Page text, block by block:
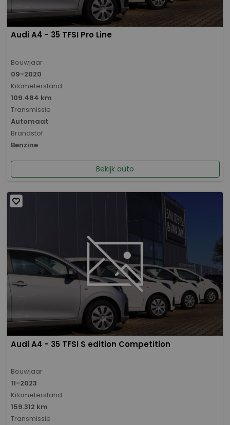
Audi A4 - 35 TFSI Pro Line
Bouwjaar
09-2020
Kilometerstand
109.484 km
Transmissie
Automaat
Brandstof
Benzine
Bekijk auto
Audi A4 - 35 TFSI S edition Competition
Bouwjaar
11-2023
Kilometerstand
159.312 km
Transmissie